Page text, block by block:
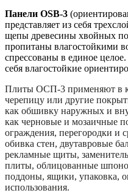
Панели OSB-3
представляет из себя
щепы древесины хвойных
пропитаны влагостойкими
спрессованы в единое
себя влагостойкие
Плиты ОСП-3 применяют в
черепицу или другие
как обшивку наружных и
как черновые и мозаичные
ограждения, перегородки и
обивка стен, двутавровые
рекламные щиты,
плиты, облицованные
поддоны, ящики, упаковка,
использования.